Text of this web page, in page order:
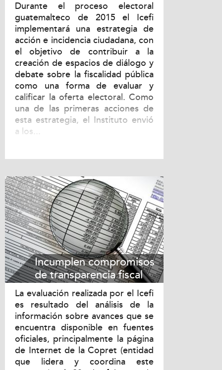
Durante el proceso electoral
guatemalteco de 2015 el Icefi
implementará una estrategia de
acción e incidencia ciudadana, con
el objetivo de contribuir a la
creación de espacios de diálogo y
debate sobre la fiscalidad pública
como una forma de evaluar y
calificar la oferta electoral. Como
una de las primeras acciones de
esta estrategia, el Instituto envió
a los...
Incumplen compromisos
de transparencia fiscal
La evaluación realizada por el Icefi
es resultado del análisis de la
información sobre avances que se
encuentra disponible en fuentes
oficiales, principalmente la página
de Internet de la Copret (entidad
que lidera y coordina este